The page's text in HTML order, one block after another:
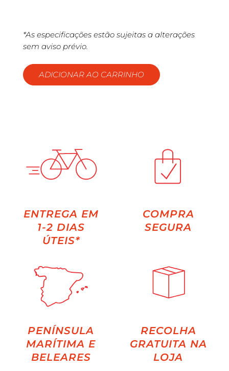
*As especificações estão sujeitas a alterações
sem aviso prévio.
ADICIONAR AO CARRINHO
ENTREGA EM
1-2 DIAS
ÚTEIS*
COMPRA
SEGURA
PENÍNSULA
MARÍTIMA E
BELEARES
RECOLHA
GRATUITA NA
LOJA